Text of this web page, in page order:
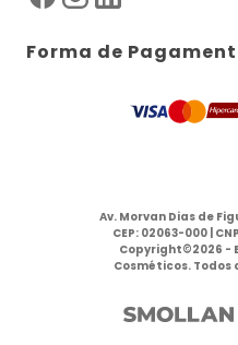
Forma de
Av. Morvan Dias de
CEP: 02063-000 |
Copyright©2026 -
Cosméticos. Todos